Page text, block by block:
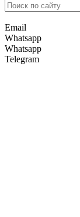
Email
Whatsapp
Whatsapp
Telegram